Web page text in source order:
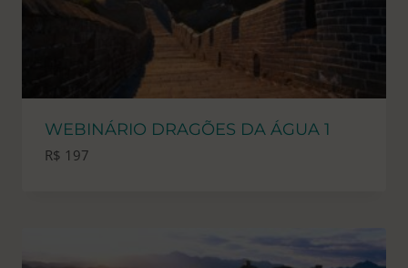
WEBINÁRIO DRAGÕES DA ÁGUA 1
R$ 197